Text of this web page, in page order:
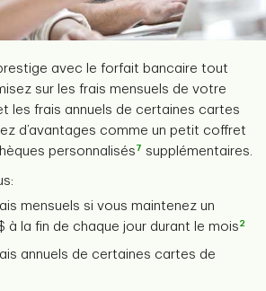
avec le forfait bancaire tout
sur les frais mensuels de votre
les frais annuels de certaines cartes
d’avantages comme un petit coffret
personnalisés 7 supplémentaires.
mensuels si vous maintenez un
à la fin de chaque jour durant le mois 2
annuels de certaines cartes de